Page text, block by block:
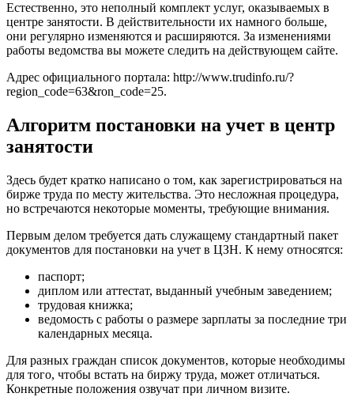
Естественно, это неполный комплект услуг, оказываемых в
центре занятости. В действительности их намного больше,
они регулярно изменяются и расширяются. За изменениями
работы ведомства вы можете следить на действующем сайте.
Адрес официального портала: http://www.trudinfo.ru/?
region_code=63&ron_code=25.
Алгоритм постановки на учет в центр
занятости
Здесь будет кратко написано о том, как зарегистрироваться на
бирже труда по месту жительства. Это несложная процедура,
но встречаются некоторые моменты, требующие внимания.
Первым делом требуется дать служащему стандартный пакет
документов для постановки на учет в ЦЗН. К нему относятся:
паспорт;
диплом или аттестат, выданный учебным заведением;
трудовая книжка;
ведомость с работы о размере зарплаты за последние три
календарных месяца.
Для разных граждан список документов, которые необходимы
для того, чтобы встать на биржу труда, может отличаться.
Конкретные положения озвучат при личном визите.